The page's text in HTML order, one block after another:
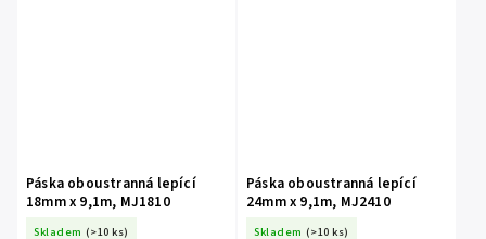
Páska oboustranná lepící
18mm x 9,1m, MJ1810
Skladem (>10 ks)
Páska oboustranná lepící
24mm x 9,1m, MJ2410
Skladem (>10 ks)